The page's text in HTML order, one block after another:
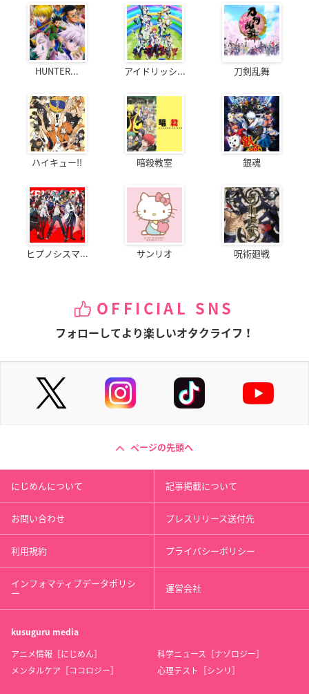
HUNTER... アイドリッシ... 刀剣乱舞
ハイキュー!! 暗殺教室 銀魂
ヒプノシスマ... サンリオ 呪術廻戦
OFFICIAL SNS
フォローしてより楽しいオタクライフ！
ページの先頭へ
にじめんについて 記事掲載について
お問い合わせ プレスリリース送付先
利用規約 プライバシーポリシー
インフォマティブデータポリシ
ー 運営会社
kusuguru media
アニメ情報［にじめん］
科学ニュース［ナゾロジー］
メンタルケア［ココロジー］
心理テスト［シンリ］